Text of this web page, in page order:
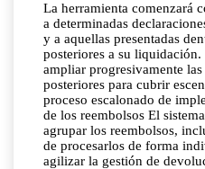
La herramienta comenzará
a determinadas
y a aquellas presentadas
posteriores a su
ampliar progresivamente
posteriores para cubrir
proceso escalonado de
de los reembolsos El
agrupar los reembolsos,
de procesarlos de forma
agilizar la gestión de